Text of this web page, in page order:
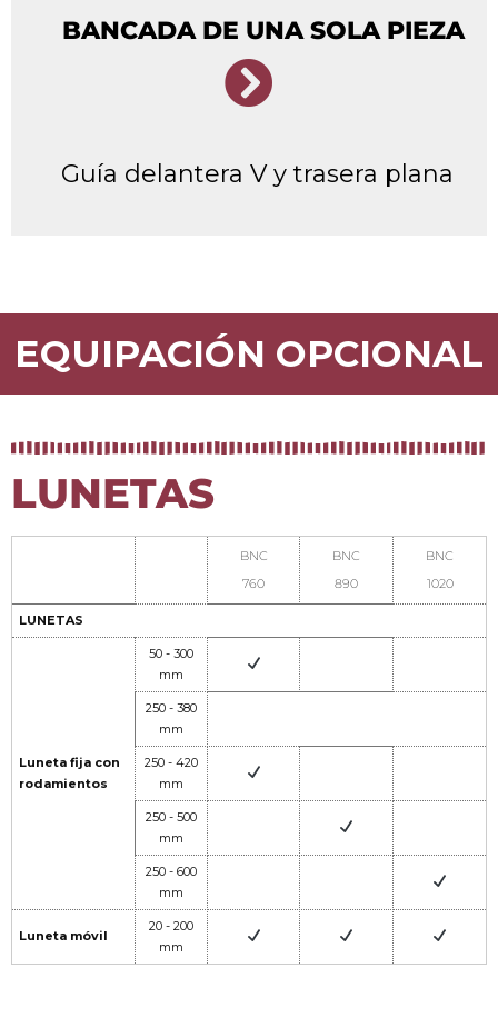
BANCADA DE UNA SOLA PIEZA
Guía delantera V y trasera plana
EQUIPACIÓN OPCIONAL
LUNETAS
BNC
760
BNC
890
BNC
1020
LUNETAS
Luneta fija con
rodamientos
50 - 300
mm
250 - 380
mm
250 - 420
mm
250 - 500
mm
250 - 600
mm
Luneta móvil
20 - 200
mm